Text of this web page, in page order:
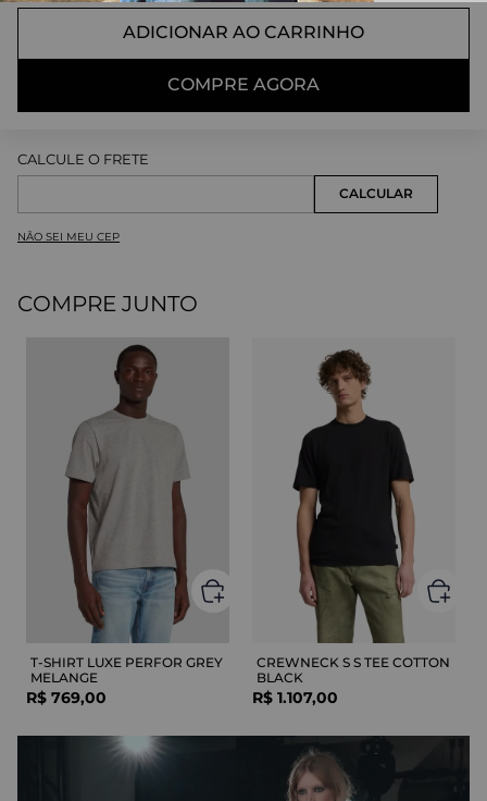
ADICIONAR AO CARRINHO
COMPRE AGORA
NÃO SEI MEU CEP
COMPRE JUNTO
T-SHIRT LUXE PERFOR GREY
MELANGE
R$ 769,00
CREWNECK S S TEE COTTON
BLACK
R$ 1.107,00